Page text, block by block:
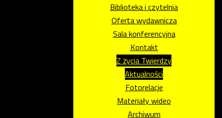
Biblioteka i czytelnia
Oferta wydawnicza
Sala konferencyjna
Kontakt
Z życia Twierdzy
Aktualności
Fotorelacje
Materiały wideo
Archiwum